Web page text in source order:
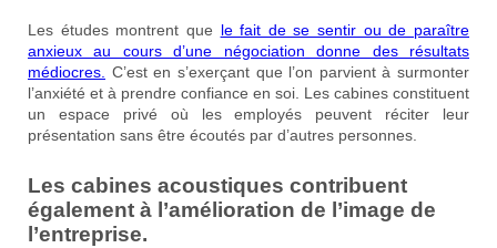
Les études montrent que le fait de se sentir ou de paraître
anxieux au cours d’une négociation donne des résultats
médiocres. C’est en s’exerçant que l’on parvient à surmonter
l’anxiété et à prendre confiance en soi. Les cabines constituent
un espace privé où les employés peuvent réciter leur
présentation sans être écoutés par d’autres personnes.
Les cabines acoustiques contribuent
également à l’amélioration de l’image de
l’entreprise.